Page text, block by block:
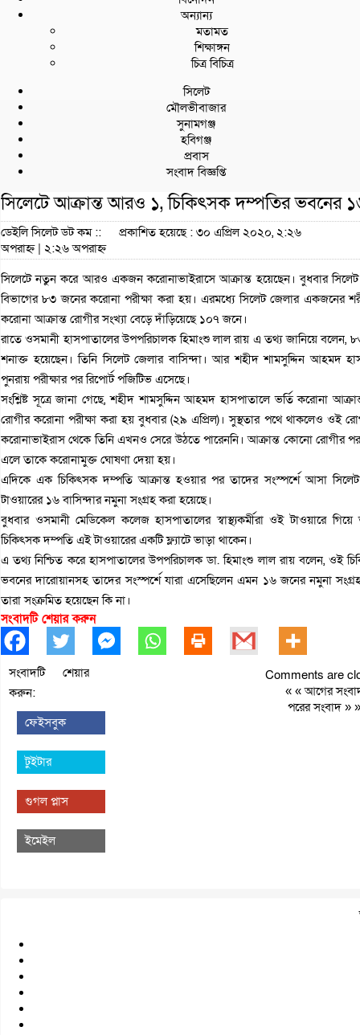
অন্যান্য
মতামত
শিক্ষাঙ্গন
চিত্র বিচিত্র
সিলেট
মৌলভীবাজার
সুনামগঞ্জ
হবিগঞ্জ
প্রবাস
সংবাদ বিজ্ঞপ্তি
সিলেটে আক্রান্ত আরও ১, চিকিৎসক দম্পতির ভবনের
ডেইলি সিলেট ডট কম ::
প্রকাশিত হয়েছে : ৩০ এপ্রিল ২০২০, ২:২৬
অপরাহ্ন | ২:২৬ অপরাহ্ন
সিলেটে নতুন করে আরও একজন করোনাভাইরাসে আক্রান্ত হয়েছেন। বুধবার
বিভাগের ৮৩ জনের করোনা পরীক্ষা করা হয়। এরমধ্যে সিলেট জেলার একজনের
করোনা আক্রান্ত রোগীর সংখ্যা বেড়ে দাঁড়িয়েছে ১০৭ জনে।
রাতে ওসমানী হাসপাতালের উপপরিচালক হিমাংশু লাল রায় এ তথ্য জানিয়ে
শনাক্ত হয়েছেন। তিনি সিলেট জেলার বাসিন্দা। আর শহীদ শামসুদ্দিন আহমদ
পুনরায় পরীক্ষার পর রিপোর্ট পজিটিভ এসেছে।
সংশ্লিষ্ট সূত্রে জানা গেছে, শহীদ শামসুদ্দিন আহমদ হাসপাতালে ভর্তি করোনা
রোগীর করোনা পরীক্ষা করা হয় বুধবার (২৯ এপ্রিল)। সুস্থতার পথে থাকলেও ওই
করোনাভাইরাস থেকে তিনি এখনও সেরে উঠতে পারেননি। আক্রান্ত কোনো রোগীর
এলে তাকে করোনামুক্ত ঘোষণা দেয়া হয়।
এদিকে এক চিকিৎসক দম্পতি আক্রান্ত হওয়ার পর তাদের সংস্পর্শে আসা
টাওয়ারের ১৬ বাসিন্দার নমুনা সংগ্রহ করা হয়েছে।
বুধবার ওসমানী মেডিকেল কলেজ হাসপাতালের স্বাস্থ্যকর্মীরা ওই টাওয়ারে
চিকিৎসক দম্পতি এই টাওয়ারের একটি ফ্ল্যাটে ভাড়া থাকেন।
এ তথ্য নিশ্চিত করে হাসপাতালের উপপরিচালক ডা. হিমাংশু লাল রায় বলেন, ওই
ভবনের দারোয়ানসহ তাদের সংস্পর্শে যারা এসেছিলেন এমন ১৬ জনের নমুনা
তারা সংক্রমিত হয়েছেন কি না।
সংবাদটি শেয়ার করুন
সংবাদটি শেয়ার
করুন:
ফেইসবুক
টুইটার
গুগল প্লাস
ইমেইল
Comments are
« «আগের
পরের সংবাদ » »